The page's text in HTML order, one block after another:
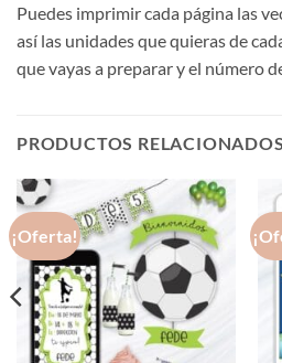
Puedes imprimir cada página las
así las unidades que quieras de
que vayas a preparar y el número
PRODUCTOS RELACIONADOS
¡Oferta!